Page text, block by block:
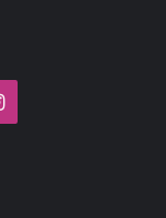
Instagram